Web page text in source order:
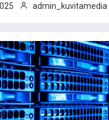
admin_kuvitamedia